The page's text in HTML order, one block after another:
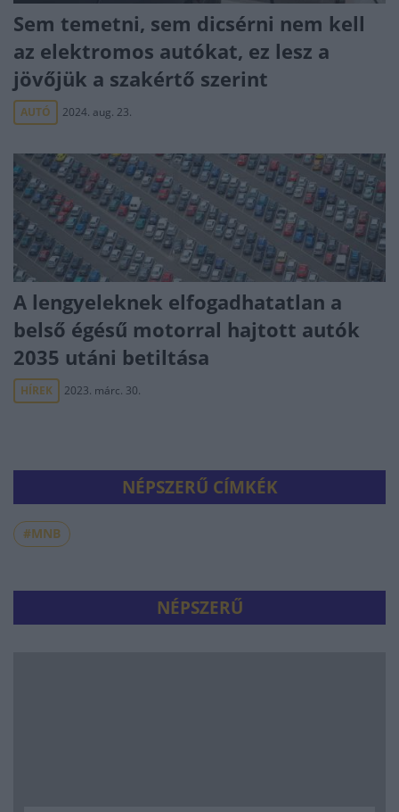
Sem temetni, sem dicsérni nem kell
az elektromos autókat, ez lesz a
jövőjük a szakértő szerint
AUTÓ 2024. aug. 23.
A lengyeleknek elfogadhatatlan a
belső égésű motorral hajtott autók
2035 utáni betiltása
HÍREK 2023. márc. 30.
NÉPSZERŰ CÍMKÉK
#MNB
NÉPSZERŰ